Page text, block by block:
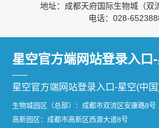
地址：成都天府国际生物城（双
电话：028-
星空官方端网站登录入口
星空官方端网站登录入口-星空(中
生物城园区（总部）：成都市双流区安康路8号
高新园区：成都市高新区西源大道8号